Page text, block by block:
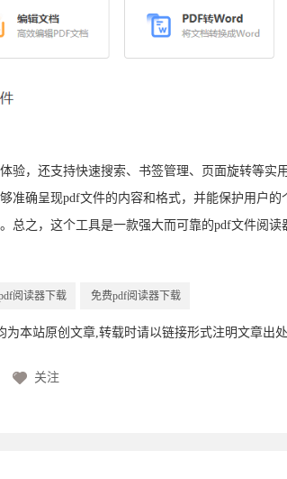
验，还支持快速搜索、书签管理、页面旋转等实
准确呈现pdf文件的内容和格式，并能保护用户
总之，这个工具是一款强大而可靠的pdf文件阅
阅读器下载 免费pdf阅读器下载
为本站原创文章,转载时请以链接形式注明文章出
关注